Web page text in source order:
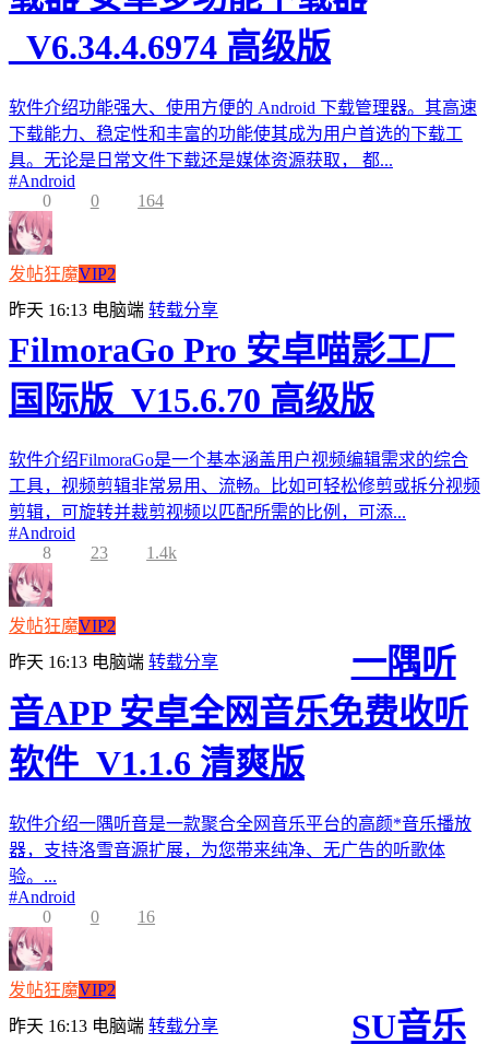
_V6.34.4.6974 高级版
软件介绍功能强大、使用方便的 Android 下载管理器。其高速
下载能力、稳定性和丰富的功能使其成为用户首选的下载工
具。无论是日常文件下载还是媒体资源获取， 都...
#Android
0
0 164
发帖狂魔VIP2
昨天 16:13 电脑端 转载分享
FilmoraGo Pro 安卓喵影工厂
国际版_V15.6.70 高级版
软件介绍FilmoraGo是一个基本涵盖用户视频编辑需求的综合
工具，视频剪辑非常易用、流畅。比如可轻松修剪或拆分视频
剪辑，可旋转并裁剪视频以匹配所需的比例，可添...
#Android
8
23 1.4k
发帖狂魔VIP2
昨天 16:13 电脑端 转载分享
一隅听
音APP 安卓全网音乐免费收听
软件_V1.1.6 清爽版
软件介绍一隅听音是一款聚合全网音乐平台的高颜*音乐播放
器，支持洛雪音源扩展，为您带来纯净、无广告的听歌体
验。...
#Android
0
0 16
发帖狂魔VIP2
昨天 16:13 电脑端 转载分享
SU音乐